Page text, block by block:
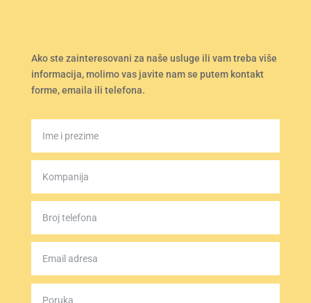
Ako ste zainteresovani za naše usluge ili vam treba više
informacija, molimo vas javite nam se putem kontakt
forme, emaila ili telefona.